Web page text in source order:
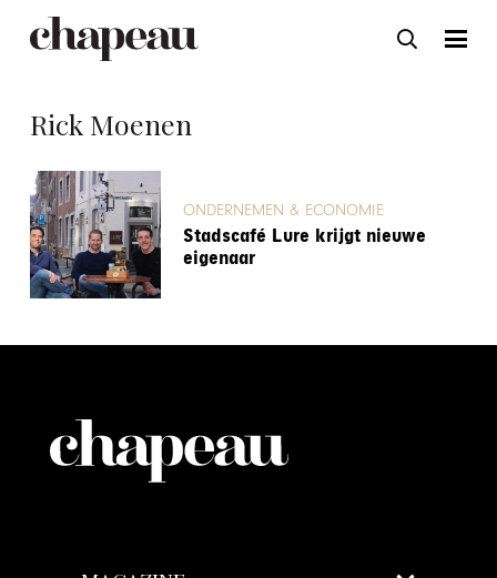
Rick Moenen
ONDERNEMEN & ECONOMIE
Stadscafé Lure krijgt nieuwe
eigenaar